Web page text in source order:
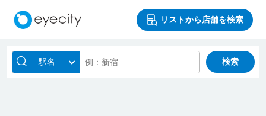
リストから店舗を検索
駅名 検索